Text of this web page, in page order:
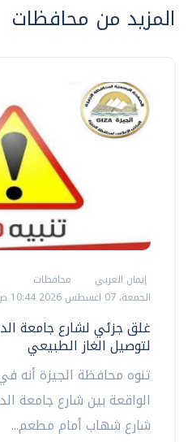
المزيد من محافظات
إيمان العربي
محافظات
الجمعة، 07 اغسطس 2026 10:44 ص
لتوصيل الغاز الطبيعي
تنوه محافظة الجيزة أنه
الواقعة بين شارع جامعة
شارع شهاب أمام مطعم...